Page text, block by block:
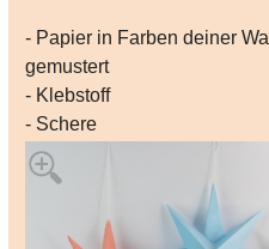
- Papier in Farben deiner
gemustert
- Klebstoff
- Schere